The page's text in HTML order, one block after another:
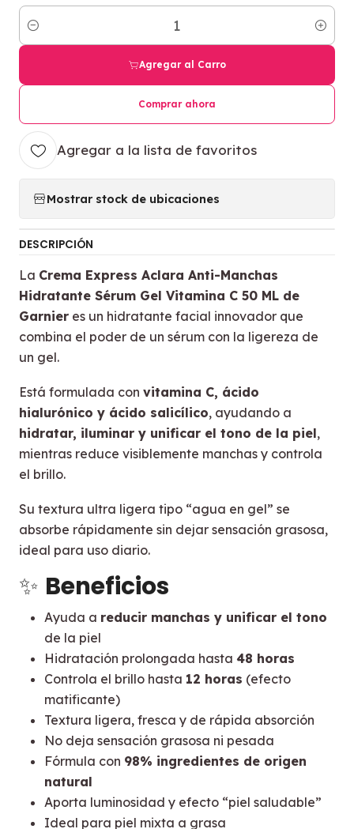
Cantidad
Agregar al Carro
Comprar ahora
Agregar a la lista de favoritos
Mostrar stock de ubicaciones
DESCRIPCIÓN
La Crema Express Aclara Anti-Manchas
Hidratante Sérum Gel Vitamina C 50 ML de
Garnier es un hidratante facial innovador que
combina el poder de un sérum con la ligereza de
un gel.
Está formulada con vitamina C, ácido
hialurónico y ácido salicílico, ayudando a
hidratar, iluminar y unificar el tono de la piel,
mientras reduce visiblemente manchas y controla
el brillo.
Su textura ultra ligera tipo “agua en gel” se
absorbe rápidamente sin dejar sensación grasosa,
ideal para uso diario.
✨ Beneficios
Ayuda a reducir manchas y unificar el tono
de la piel
Hidratación prolongada hasta 48 horas
Controla el brillo hasta 12 horas (efecto
matificante)
Textura ligera, fresca y de rápida absorción
No deja sensación grasosa ni pesada
Fórmula con 98% ingredientes de origen
natural
Aporta luminosidad y efecto “piel saludable”
Ideal para piel mixta a grasa